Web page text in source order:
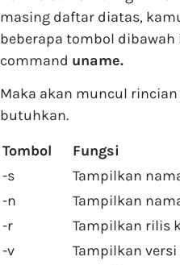
masing daftar diatas,
beberapa tombol
command uname.
Maka akan muncul
butuhkan.
Tombol
Fungsi
-s
Tampilkan
-n
Tampilkan
-r
Tampilkan rilis
-v
Tampilkan versi